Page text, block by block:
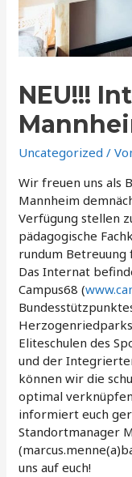
NEU!!!
Uncategorized /
Wir freuen uns als
Mannheim
Verfügung stellen
pädagogische
rundum
Das Internat
Campus68 (
Eliteschulen des
und der
können wir die
optimal
informiert euch
Standortmanager
uns auf euch!